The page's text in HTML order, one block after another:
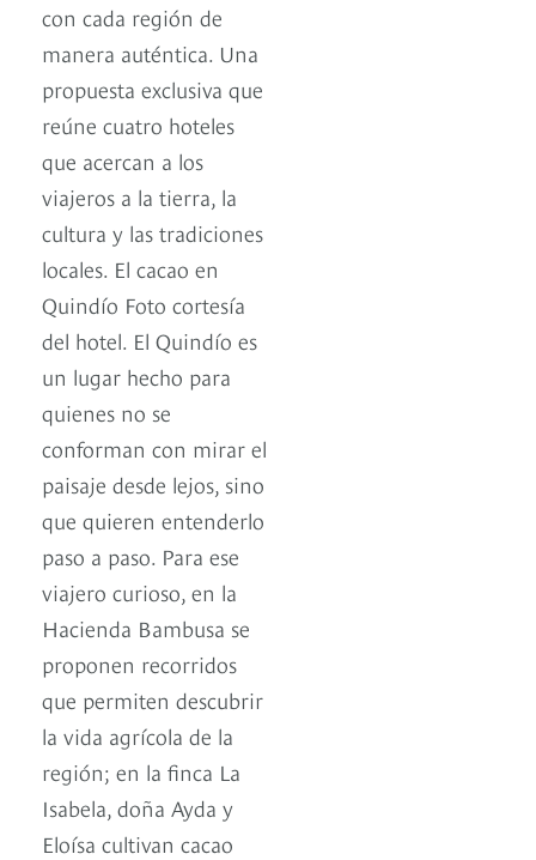
con cada región de
manera auténtica. Una
propuesta exclusiva que
reúne cuatro hoteles
que acercan a los
viajeros a la tierra, la
cultura y las tradiciones
locales. El cacao en
Quindío Foto cortesía
del hotel. El Quindío es
un lugar hecho para
quienes no se
conforman con mirar el
paisaje desde lejos, sino
que quieren entenderlo
paso a paso. Para ese
viajero curioso, en la
Hacienda Bambusa se
proponen recorridos
que permiten descubrir
la vida agrícola de la
región; en la finca La
Isabela, doña Ayda y
Eloísa cultivan cacao